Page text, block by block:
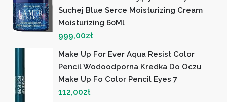
Suchej Blue Serce Moisturizing Cream
Moisturizing 60Ml
999,00zł
Make Up For Ever Aqua Resist Color
Pencil Wodoodporna Kredka Do Oczu
Make Up Fo Color Pencil Eyes 7
112,00zł